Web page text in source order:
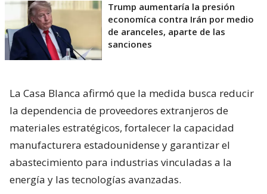
Trump aumentaría la presión
economíca contra Irán por medio
de aranceles, aparte de las
sanciones
La Casa Blanca afirmó que la medida busca reducir
la dependencia de proveedores extranjeros de
materiales estratégicos, fortalecer la capacidad
manufacturera estadounidense y garantizar el
abastecimiento para industrias vinculadas a la
energía y las tecnologías avanzadas.